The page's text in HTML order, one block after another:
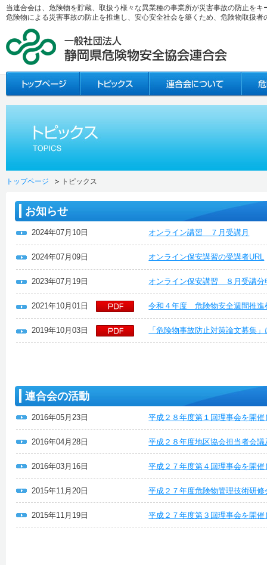
当連合会は、危険物を貯蔵、取扱う様々な異業種の事業所が災害事故の防止を
危険物による災害事故の防止を推進し、安心安全社会を築くため、危険物取扱
トップページ トピックス
お知らせ
2024年07月10日 オンライン講習 ７月受講月
2024年07月09日 オンライン保安講習の受講者URL
2023年07月19日 オンライン保安講習 ８月受講分
2021年10月01日 令和４年度 危険物安全週間推進
2019年10月03日 「危険物事故防止対策論文募集
連合会の活動
2016年05月23日 平成２８年度第１回理事会を開催
2016年04月28日 平成２８年度地区協会担当者会
2016年03月16日 平成２７年度第４回理事会を開催
2015年11月20日 平成２７年度危険物管理技術研
2015年11月19日 平成２７年度第３回理事会を開催